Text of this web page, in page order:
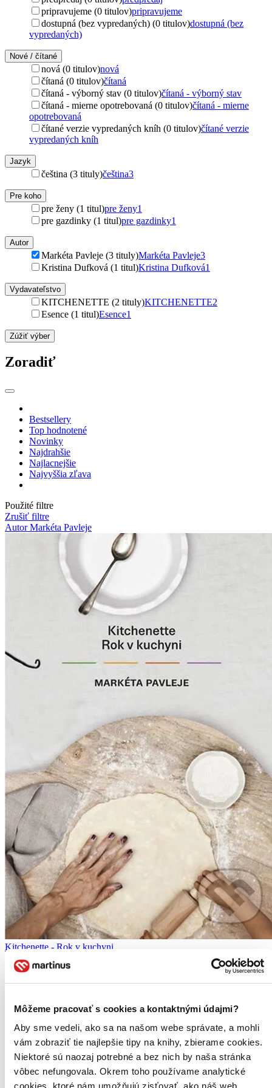
Môžeme pracovať s cookies a kontaktnými údajmi?
Aby sme vedeli, ako sa na našom webe správate, a mohli
vám zobraziť tie najlepšie tipy na knihy, zbierame cookies.
Niektoré sú naozaj potrebné a bez nich by naša stránka
vôbec nefungovala. Okrem toho používame analytické
cookies, ktoré nám umožňujú zisťovať, ako náš web
pripravujeme (0 titulov)pripravujeme
dostupná (bez vypredaných) (0 titulov)dostupná (bez
vypredaných)
Nové / čítané
nová (0 titulov)nová
čítaná (0 titulov)čítaná
čítaná - výborný stav (0 titulov)čítaná - výborný stav
čítaná - mierne opotrebovaná (0 titulov)čítaná - mierne
opotrebovaná
čítané verzie vypredaných kníh (0 titulov)čítané verzie
vypredaných kníh
Jazyk
čeština (3 tituly)čeština3
Pre koho
pre ženy (1 titul)pre ženy1
pre gazdinky (1 titul)pre gazdinky1
Autor
Markéta Pavleje (3 tituly)Markéta Pavleje3
Kristina Dufková (1 titul)Kristina Dufková1
Vydavateľstvo
KITCHENETTE (2 tituly)KITCHENETTE2
Esence (1 titul)Esence1
Zúžiť výber
Zoradiť
Bestsellery
Top hodnotené
Novinky
Najdrahšie
Najlacnejšie
Najvyššia zľava
Použité filtre
Zrušiť filtre
Autor Markéta Pavleje
Kitchenette - Rok v kuchyni
CZ
kitchenette.cz, který již dva roky autorka s citem a zanícením
která je komplexním dílem autorky...
Kniha
pevná väzba
14,20 €
-8 %
Na sklade 3 ks